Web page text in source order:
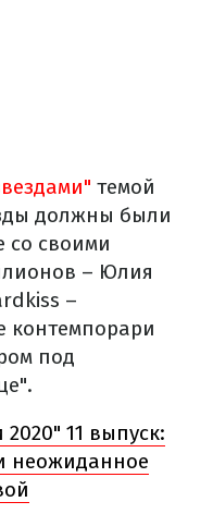
темой
должны были
со своими
– Юлия
–
контемпорари
под
11 выпуск:
неожиданное